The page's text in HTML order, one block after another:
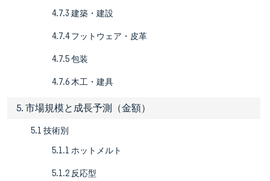
4.7.3 建築・建設
4.7.4 フットウェア・皮革
4.7.5 包装
4.7.6 木工・建具
5. 市場規模と成長予測（金額）
5.1 技術別
5.1.1 ホットメルト
5.1.2 反応型